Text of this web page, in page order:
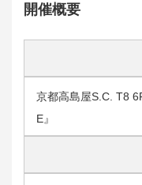
開催概要
京都高島屋S.C. T8
E』